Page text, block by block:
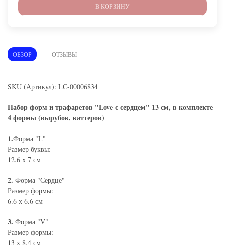
В КОРЗИНУ
ОБЗОР ОТЗЫВЫ
SKU (Артикул): LC-00006834
Набор форм и трафаретов "Love с сердцем" 13 см, в комплекте
4 формы (вырубок, каттеров)
1.Форма "L"
Размер буквы:
12.6 х 7 см
2. Форма "Сердце"
Размер формы:
6.6 х 6.6 см
3. Форма "V"
Размер формы:
13 х 8.4 см